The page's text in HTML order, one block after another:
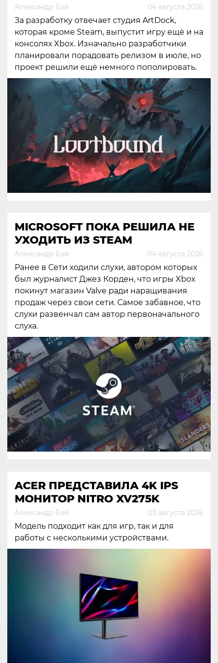
Александр Бэй 04 августа 2026
За разработку отвечает студия ArtDock,
которая кроме Steam, выпустит игру ещё и на
консолях Xbox. Изначально разработчики
планировали порадовать релизом в июле, но
проект решили ещё немного пополировать.
MICROSOFT ПОКА РЕШИЛА НЕ
УХОДИТЬ ИЗ STEAM
Александр Бэй 04 августа 2026
Ранее в Сети ходили слухи, автором которых
был журналист Джез Корден, что игры Xbox
покинут магазин Valve ради наращивания
продаж через свои сети. Самое забавное, что
слухи развенчал сам автор первоначального
слуха.
ACER ПРЕДСТАВИЛА 4K IPS
МОНИТОР NITRO XV275K
Александр Бэй 03 августа 2026
Модель подходит как для игр, так и для
работы с несколькими устройствами.